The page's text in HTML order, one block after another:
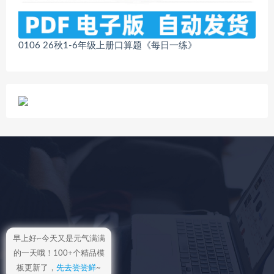
0106 26秋1-6年级上册口算题《每日一练》
早上好~今天又是元气满满
的一天哦！100+个精品模
板更新了， 先去尝尝鲜~